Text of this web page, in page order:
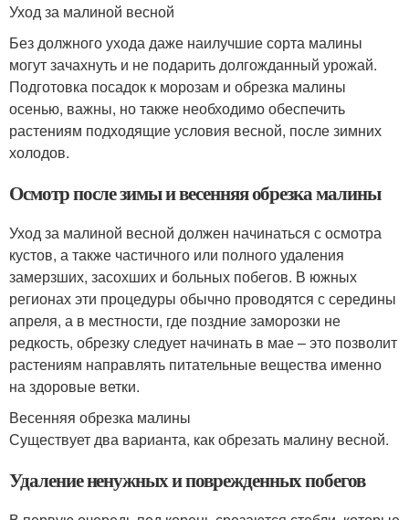
Уход за малиной весной
Без должного ухода даже наилучшие сорта малины
могут зачахнуть и не подарить долгожданный урожай.
Подготовка посадок к морозам и обрезка малины
осенью, важны, но также необходимо обеспечить
растениям подходящие условия весной, после зимних
холодов.
Осмотр после зимы и весенняя обрезка малины
Уход за малиной весной должен начинаться с осмотра
кустов, а также частичного или полного удаления
замерзших, засохших и больных побегов. В южных
регионах эти процедуры обычно проводятся с середины
апреля, а в местности, где поздние заморозки не
редкость, обрезку следует начинать в мае – это позволит
растениям направлять питательные вещества именно
на здоровые ветки.
Весенняя обрезка малины
Существует два варианта, как обрезать малину весной.
Удаление ненужных и поврежденных побегов